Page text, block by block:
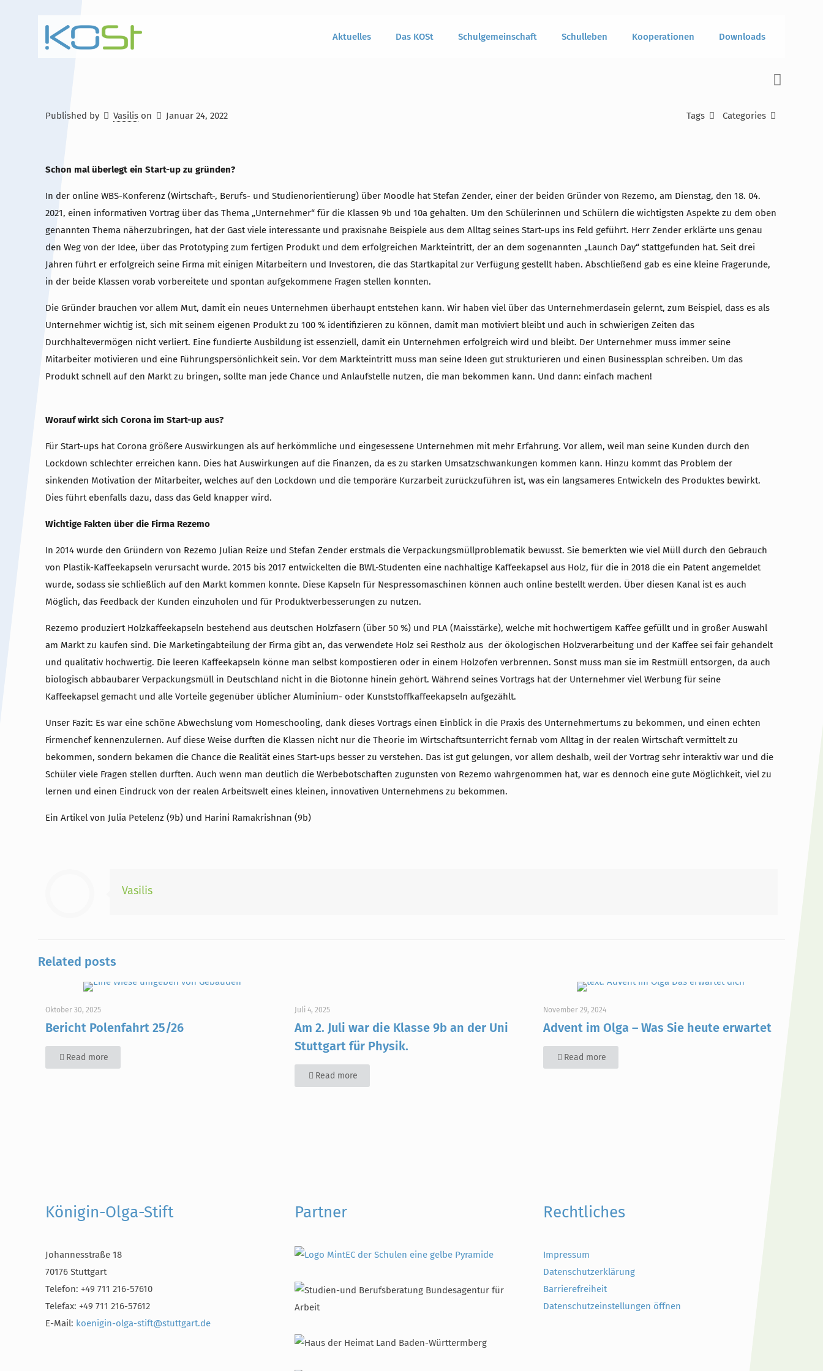
Hauptinhalt Alt + Shift + H
Kontakte / Sekretariat Alt + Shift + C
Aktuelles Das KOSt Schulgemeinschaft Schulleben Kooperationen Downloads
Published by Vasilis on Januar 24, 2022 Categories
Tags
Schon mal überlegt ein Start-up zu gründen?
In der online WBS-Konferenz (Wirtschaft-, Berufs- und Studienorientierung) über Moodle hat Stefan Zender, einer der beiden Gründer von Rezemo, am Dienstag, den 18. 04.
2021, einen informativen Vortrag über das Thema „Unternehmer“ für die Klassen 9b und 10a gehalten. Um den Schülerinnen und Schülern die wichtigsten Aspekte zu dem oben
genannten Thema näherzubringen, hat der Gast viele interessante und praxisnahe Beispiele aus dem Alltag seines Start-ups ins Feld geführt. Herr Zender erklärte uns genau
den Weg von der Idee, über das Prototyping zum fertigen Produkt und dem erfolgreichen Markteintritt, der an dem sogenannten „Launch Day“ stattgefunden hat. Seit drei
Jahren führt er erfolgreich seine Firma mit einigen Mitarbeitern und Investoren, die das Startkapital zur Verfügung gestellt haben. Abschließend gab es eine kleine Fragerunde,
in der beide Klassen vorab vorbereitete und spontan aufgekommene Fragen stellen konnten.
Die Gründer brauchen vor allem Mut, damit ein neues Unternehmen überhaupt entstehen kann. Wir haben viel über das Unternehmerdasein gelernt, zum Beispiel, dass es als
Unternehmer wichtig ist, sich mit seinem eigenen Produkt zu 100 % identifizieren zu können, damit man motiviert bleibt und auch in schwierigen Zeiten das
Durchhaltevermögen nicht verliert. Eine fundierte Ausbildung ist essenziell, damit ein Unternehmen erfolgreich wird und bleibt. Der Unternehmer muss immer seine
Mitarbeiter motivieren und eine Führungspersönlichkeit sein. Vor dem Markteintritt muss man seine Ideen gut strukturieren und einen Businessplan schreiben. Um das
Produkt schnell auf den Markt zu bringen, sollte man jede Chance und Anlaufstelle nutzen, die man bekommen kann. Und dann: einfach machen!
Worauf wirkt sich Corona im Start-up aus?
Für Start-ups hat Corona größere Auswirkungen als auf herkömmliche und eingesessene Unternehmen mit mehr Erfahrung. Vor allem, weil man seine Kunden durch den
Lockdown schlechter erreichen kann. Dies hat Auswirkungen auf die Finanzen, da es zu starken Umsatzschwankungen kommen kann. Hinzu kommt das Problem der
sinkenden Motivation der Mitarbeiter, welches auf den Lockdown und die temporäre Kurzarbeit zurückzuführen ist, was ein langsameres Entwickeln des Produktes bewirkt.
Dies führt ebenfalls dazu, dass das Geld knapper wird.
Wichtige Fakten über die Firma Rezemo
In 2014 wurde den Gründern von Rezemo Julian Reize und Stefan Zender erstmals die Verpackungsmüllproblematik bewusst. Sie bemerkten wie viel Müll durch den Gebrauch
von Plastik-Kaffeekapseln verursacht wurde. 2015 bis 2017 entwickelten die BWL-Studenten eine nachhaltige Kaffeekapsel aus Holz, für die in 2018 die ein Patent angemeldet
wurde, sodass sie schließlich auf den Markt kommen konnte. Diese Kapseln für Nespressomaschinen können auch online bestellt werden. Über diesen Kanal ist es auch
Möglich, das Feedback der Kunden einzuholen und für Produktverbesserungen zu nutzen.
Rezemo produziert Holzkaffeekapseln bestehend aus deutschen Holzfasern (über 50 %) und PLA (Maisstärke), welche mit hochwertigem Kaffee gefüllt und in großer Auswahl
am Markt zu kaufen sind. Die Marketingabteilung der Firma gibt an, das verwendete Holz sei Restholz aus der ökologischen Holzverarbeitung und der Kaffee sei fair gehandelt
und qualitativ hochwertig. Die leeren Kaffeekapseln könne man selbst kompostieren oder in einem Holzofen verbrennen. Sonst muss man sie im Restmüll entsorgen, da auch
biologisch abbaubarer Verpackungsmüll in Deutschland nicht in die Biotonne hinein gehört. Während seines Vortrags hat der Unternehmer viel Werbung für seine
Kaffeekapsel gemacht und alle Vorteile gegenüber üblicher Aluminium- oder Kunststoffkaffeekapseln aufgezählt.
Unser Fazit: Es war eine schöne Abwechslung vom Homeschooling, dank dieses Vortrags einen Einblick in die Praxis des Unternehmertums zu bekommen, und einen echten
Firmenchef kennenzulernen. Auf diese Weise durften die Klassen nicht nur die Theorie im Wirtschaftsunterricht fernab vom Alltag in der realen Wirtschaft vermittelt zu
bekommen, sondern bekamen die Chance die Realität eines Start-ups besser zu verstehen. Das ist gut gelungen, vor allem deshalb, weil der Vortrag sehr interaktiv war und die
Schüler viele Fragen stellen durften. Auch wenn man deutlich die Werbebotschaften zugunsten von Rezemo wahrgenommen hat, war es dennoch eine gute Möglichkeit, viel zu
lernen und einen Eindruck von der realen Arbeitswelt eines kleinen, innovativen Unternehmens zu bekommen.
Ein Artikel von Julia Petelenz (9b) und Harini Ramakrishnan (9b)
Vasilis
Related posts
Oktober 30, 2025
Bericht Polenfahrt 25/26
Read more
Juli 4, 2025
Am 2. Juli war die Klasse 9b an der Uni
Stuttgart für Physik.
Read more
November 29, 2024
Advent im Olga – Was Sie heute erwartet
Read more
Königin-Olga-Stift
Johannesstraße 18
70176 Stuttgart
Telefon: +49 711 216-57610
Telefax: +49 711 216-57612
E-Mail: koenigin-olga-stift@stuttgart.de
Partner Rechtliches
Impressum
Datenschutzerklärung
Barrierefreiheit
Datenschutzeinstellungen öffnen